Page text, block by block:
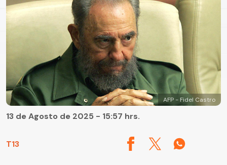
AFP - Fidel Castro
T13
13 de Agosto de 2025 - 15:57 hrs.